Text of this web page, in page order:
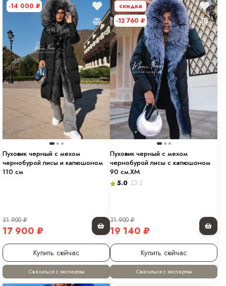
-14 000 ₽
Пуховик черный с мехом
чернобурой лисы и капюшоном
110 см
31 900₽
17 900 ₽
Купить сейчас
Связаться с экспертом
скидка
-12 760 ₽
Пуховик черный с мехом
чернобурой лисы с капюшоном
90 см.ХМ
5.0 2
31 900₽
19 140 ₽
Купить сейчас
Связаться с экспертом